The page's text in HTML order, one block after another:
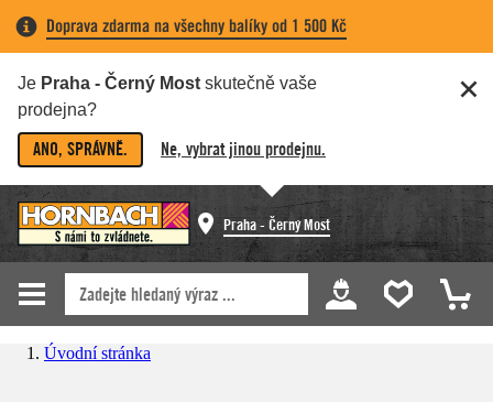
Doprava zdarma na všechny balíky od 1 500 Kč
Je Praha - Černý Most skutečně vaše
prodejna?
ANO, SPRÁVNĚ. Ne, vybrat jinou prodejnu.
Praha - Černý Most
Úvodní stránka